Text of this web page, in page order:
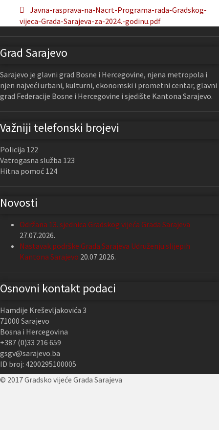
Javna-rasprava-na-Nacrt-Programa-rada-Gradskog-
vijeca-Grada-Sarajeva-za-2024.-godinu.pdf
Grad Sarajevo
Sarajevo je glavni grad Bosne i Hercegovine, njena metropola i
njen najveći urbani, kulturni, ekonomski i prometni centar, glavni
grad Federacije Bosne i Hercegovine i sjedište Kantona Sarajevo.
Važniji telefonski brojevi
Policija 122
Vatrogasna služba 123
Hitna pomoć 124
Novosti
Održana 13. sjednica Gradskog vijeća Grada Sarajeva
27.07.2026.
Nastavak podrške Grada Sarajeva Udruženju slijepih
Kantona Sarajevo 20.07.2026.
Osnovni kontakt podaci
Hamdije Kreševljakovića 3
71000 Sarajevo
Bosna i Hercegovina
+387 (0)33 216 659
gsgv@sarajevo.ba
ID broj: 4200295100005
© 2017 Gradsko vijeće Grada Sarajeva